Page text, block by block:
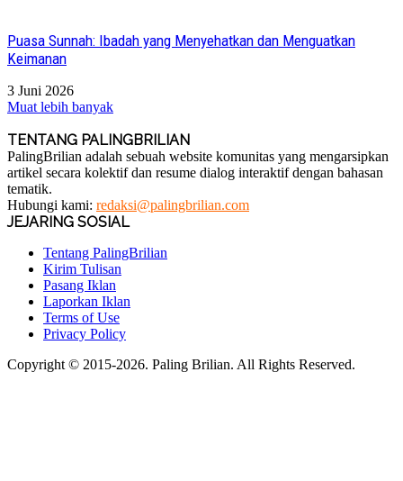
Puasa Sunnah: Ibadah yang Menyehatkan dan Menguatkan
Keimanan
3 Juni 2026
Muat lebih banyak
TENTANG PALINGBRILIAN
PalingBrilian adalah sebuah website komunitas yang mengarsipkan
artikel secara kolektif dan resume dialog interaktif dengan bahasan
tematik.
Hubungi kami: redaksi@palingbrilian.com
JEJARING SOSIAL
Tentang PalingBrilian
Kirim Tulisan
Pasang Iklan
Laporkan Iklan
Terms of Use
Privacy Policy
Copyright © 2015-2026. Paling Brilian. All Rights Reserved.